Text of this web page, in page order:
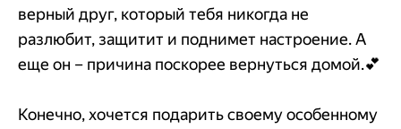
верный друг, который тебя никогда не
разлюбит, защитит и поднимет настроение. А
еще он – причина поскорее вернуться домой.💕
Конечно, хочется подарить своему особенному